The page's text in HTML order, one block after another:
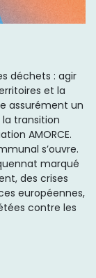
déchets : agir
et la
assurément un
transition
AMORCE.
s’ouvre.
marqué
des crises
européennes,
contre les